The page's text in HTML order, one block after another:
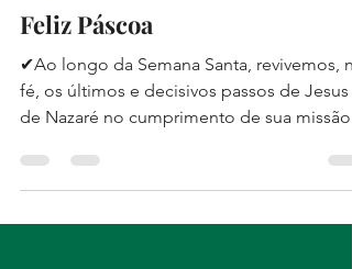
Salesiano Recife
4 de abr. de 2021
1 min de leitura
Feliz Páscoa
✔Ao longo da Semana Santa, revivemos, na
fé, os últimos e decisivos passos de Jesus
de Nazaré no cumprimento de sua missão